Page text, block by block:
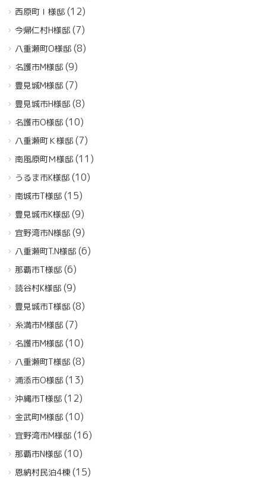
西原町Ｉ様邸 (12)
今帰仁村H様邸 (7)
八重瀬町O様邸 (8)
名護市M様邸 (9)
豊見城M様邸 (7)
豊見城市H様邸 (8)
名護市O様邸 (10)
八重瀬町Ｋ様邸 (7)
南風原町Ｍ様邸 (11)
うるま市K様邸 (10)
南城市T様邸 (15)
豊見城市K様邸 (9)
宜野湾市N様邸 (9)
八重瀬町T.N様邸 (6)
那覇市T様邸 (6)
読谷村K様邸 (9)
豊見城市T様邸 (8)
糸満市M様邸 (7)
名護市M様邸 (10)
八重瀬町T様邸 (8)
浦添市O様邸 (13)
沖縄市T様邸 (12)
金武町M様邸 (10)
宜野湾市M様邸 (16)
那覇市N様邸 (10)
恩納村民泊4棟(15)